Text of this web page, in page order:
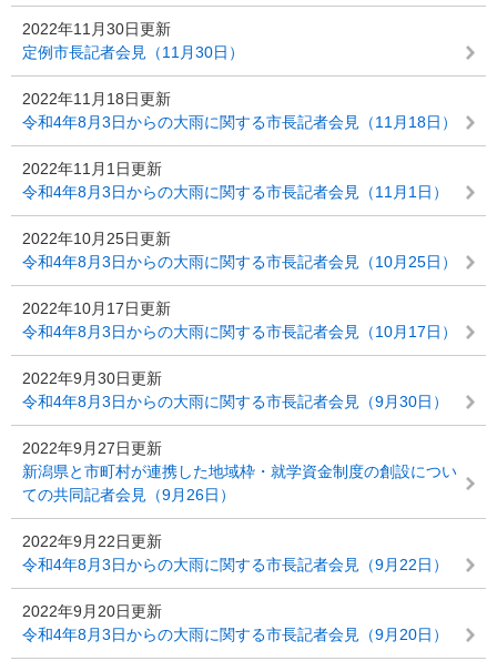
2022年11月30日更新
定例市長記者会見（11月30日）
2022年11月18日更新
令和4年8月3日からの大雨に関する市長記者会見（11月18日）
2022年11月1日更新
令和4年8月3日からの大雨に関する市長記者会見（11月1日）
2022年10月25日更新
令和4年8月3日からの大雨に関する市長記者会見（10月25日）
2022年10月17日更新
令和4年8月3日からの大雨に関する市長記者会見（10月17日）
2022年9月30日更新
令和4年8月3日からの大雨に関する市長記者会見（9月30日）
2022年9月27日更新
新潟県と市町村が連携した地域枠・就学資金制度の創設につい
ての共同記者会見（9月26日）
2022年9月22日更新
令和4年8月3日からの大雨に関する市長記者会見（9月22日）
2022年9月20日更新
令和4年8月3日からの大雨に関する市長記者会見（9月20日）